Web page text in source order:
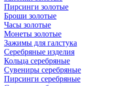
Пирсинги золотые
Броши золотые
Часы золотые
Монеты золотые
Зажимы для галстука
Серебряные изделия
Кольца серебряные
Сувениры серебряные
Пирсинги серебряные